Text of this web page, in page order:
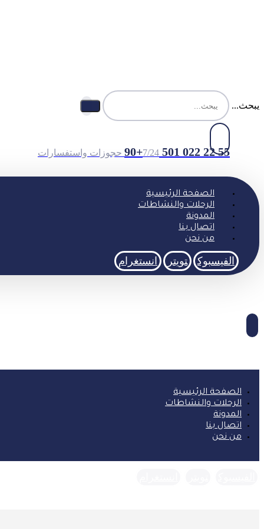
يبحث...
55 22 022 501 90+ 7/24 حجوزات واستفسارات
الصفحة الرئيسية
الرحلات والنشاطات
المدونة
اتصال بنا
من نحن
الفيسبوك تويتر انستغرام
الصفحة الرئيسية
الرحلات والنشاطات
المدونة
اتصال بنا
من نحن